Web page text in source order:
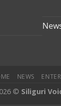
NEWS
© Siliguri